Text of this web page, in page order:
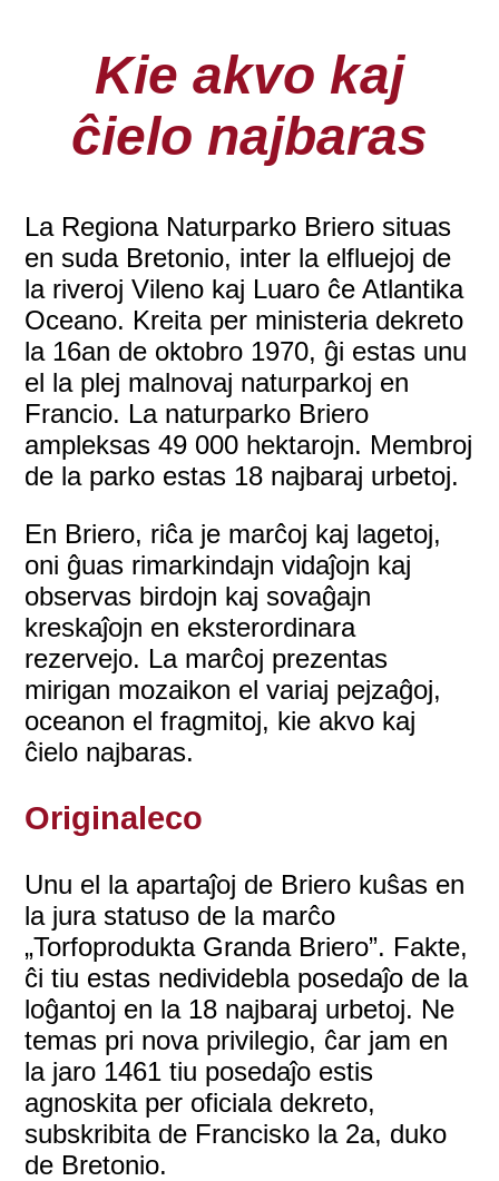
Kie akvo kaj
ĉielo najbaras
La Regiona Naturparko Briero situas
en suda Bretonio, inter la elfluejoj de
la riveroj Vileno kaj Luaro ĉe Atlantika
Oceano. Kreita per ministeria dekreto
la 16an de oktobro 1970, ĝi estas unu
el la plej malnovaj naturparkoj en
Francio. La naturparko Briero
ampleksas 49 000 hektarojn. Membroj
de la parko estas 18 najbaraj urbetoj.
En Briero, riĉa je marĉoj kaj lagetoj,
oni ĝuas rimarkindajn vidaĵojn kaj
observas birdojn kaj sovaĝajn
kreskaĵojn en eksterordinara
rezervejo. La marĉoj prezentas
mirigan mozaikon el variaj pejzaĝoj,
oceanon el fragmitoj, kie akvo kaj
ĉielo najbaras.
Originaleco
Unu el la apartaĵoj de Briero kuŝas en
la jura statuso de la marĉo
„Torfoprodukta Granda Briero”. Fakte,
ĉi tiu estas nedividebla posedaĵo de la
loĝantoj en la 18 najbaraj urbetoj. Ne
temas pri nova privilegio, ĉar jam en
la jaro 1461 tiu posedaĵo estis
agnoskita per oficiala dekreto,
subskribita de Francisko la 2a, duko
de Bretonio.